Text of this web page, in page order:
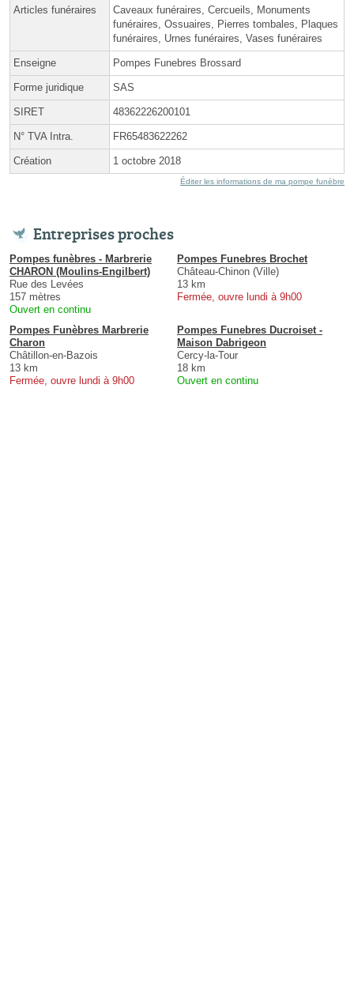
Articles funéraires
Caveaux funéraires, Cercueils, Monuments
funéraires, Ossuaires, Pierres tombales, Plaques
funéraires, Urnes funéraires, Vases funéraires
Enseigne Pompes Funebres Brossard
Forme juridique SAS
SIRET 48362226200101
N° TVA Intra. FR65483622262
Création 1 octobre 2018
Éditer les informations de ma pompe funèbre
Entreprises proches
Pompes funèbres - Marbrerie
CHARON (Moulins-Engilbert)
Rue des Levées
157 mètres
Ouvert en continu
Pompes Funebres Brochet
Château-Chinon (Ville)
13 km
Fermée, ouvre lundi à 9h00
Pompes Funèbres Marbrerie
Charon
Châtillon-en-Bazois
13 km
Fermée, ouvre lundi à 9h00
Pompes Funebres Ducroiset -
Maison Dabrigeon
Cercy-la-Tour
18 km
Ouvert en continu